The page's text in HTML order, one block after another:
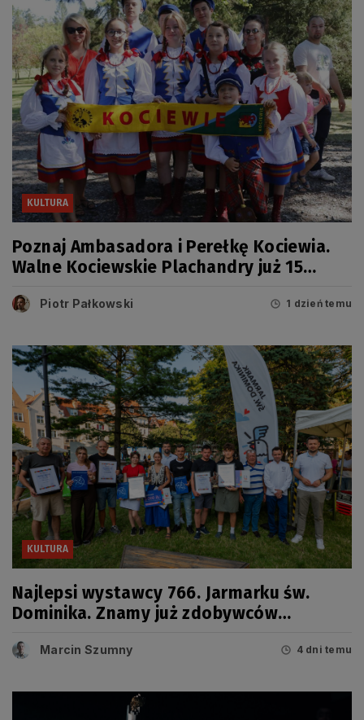
KULTURA
Poznaj Ambasadora i Perełkę Kociewia.
Walne Kociewskie Plachandry już 15
Piotr Pałkowski 1 dzień temu
KULTURA
Najlepsi wystawcy 766. Jarmarku św.
Dominika. Znamy już zdobywców
Marcin Szumny 4 dni temu